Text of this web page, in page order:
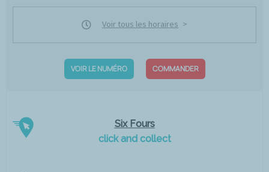
Voir tous les horaires
VOIR LE NUMÉRO COMMANDER
Six Fours
click and collect